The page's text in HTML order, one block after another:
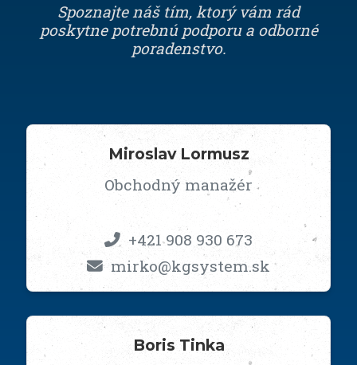
Spoznajte náš tím, ktorý vám rád
poskytne potrebnú podporu a odborné
poradenstvo.
Miroslav Lormusz
Obchodný manažér
+421 908 930 673
mirko@kgsystem.sk
Boris Tinka